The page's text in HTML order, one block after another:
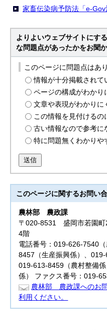
家畜伝染病予防法「e-Gov
よりよいウェブサイトにす
な問題点があったかをお聞
このページに問題点はあ
情報が十分掲載されて
ページの構成がわかり
文章や表現がわかりに
この情報を見付けるの
古い情報なので参考に
特に問題無くわかりや
送信
このページに関するお問い
農林部 農政課
〒020-8531 盛岡市若園
4階
電話番号：019-626-7540
8457（生産振興係）、019-
019-613-8459（農村整備
係） ファクス番号：019-
農林部 農政課へのお
利用ください。